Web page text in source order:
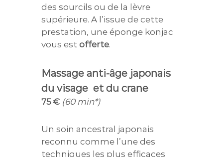
des sourcils ou de la lèvre
supérieure. A l’issue de cette
prestation, une éponge konjac
vous estofferte.
Massage anti-âge japonais
du visage et du crane
75 € (60 min*)
Un soin ancestral japonais
reconnu comme l’une des
techniques les plus efficaces